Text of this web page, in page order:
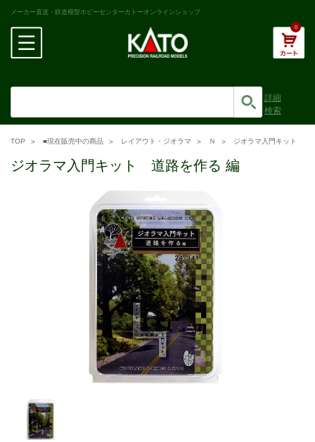
メーカー直送・鉄道模型ホビーセンターカトーオンラインショップ
0
詳細
検索
TOP ■現在販売中の商品 レイアウト・ジオラマ Ｎ ジオラマ入門キット
ジオラマ入門キット 道路を作る 編